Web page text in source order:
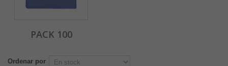
PACK 100
Ordenar por